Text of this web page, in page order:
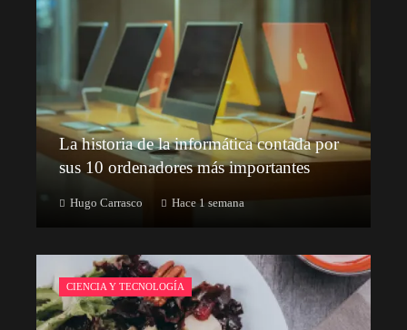
La historia de la informática contada por
sus 10 ordenadores más importantes
Hugo Carrasco Hace 1 semana
CIENCIA Y TECNOLOGÍA